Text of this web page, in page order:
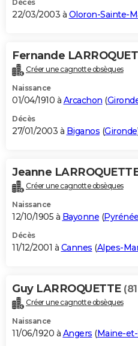
Décès
22/03/2003 à Oloron-Sainte-
Fernande
Créer une cagnotte obsèques
Naissance
01/04/1910 à Arcachon (
Décès
27/01/2003 à Biganos (Gironde
Jeanne
Créer une cagnotte obsèques
Naissance
12/10/1905 à Bayonne (
Décès
11/12/2001 à Cannes (Alpes-
Guy LARROQUETTE
Créer une cagnotte obsèques
Naissance
11/06/1920 à Angers (Maine-